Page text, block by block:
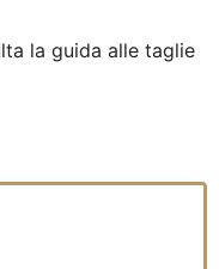
la guida alle taglie